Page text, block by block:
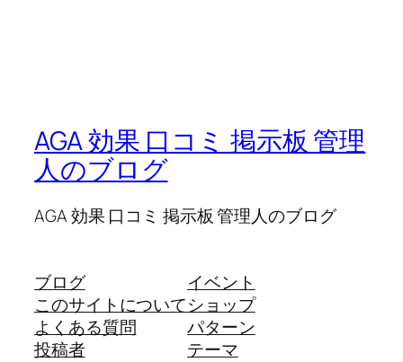
AGA 効果 口コミ 掲示板 管理
人のブログ
AGA 効果 口コミ 掲示板 管理人のブログ
ブログ
このサイトについて
よくある質問
投稿者
イベント
ショップ
パターン
テーマ